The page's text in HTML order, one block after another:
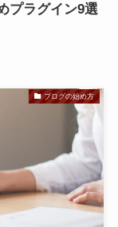
プラグイン9選
ブログの始め方